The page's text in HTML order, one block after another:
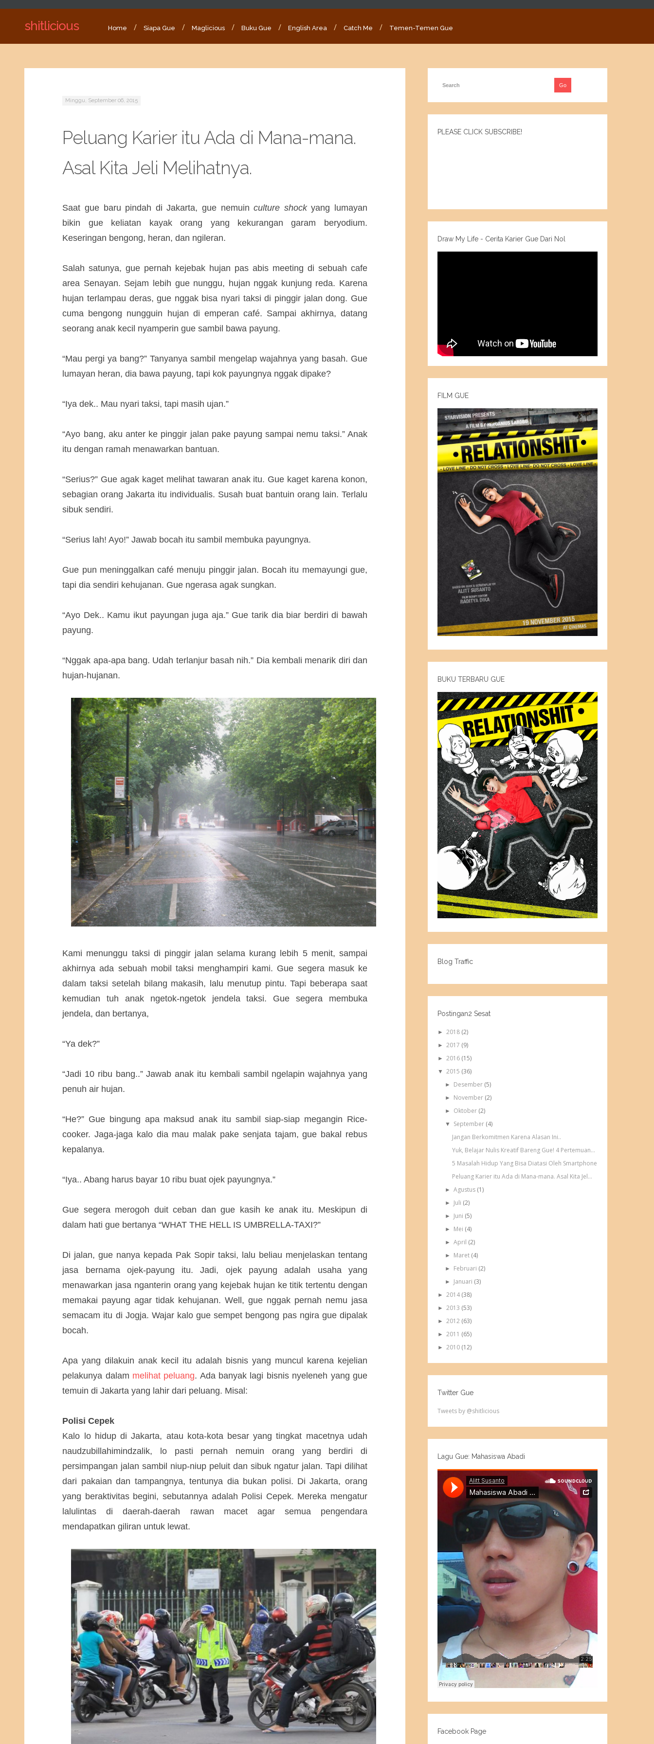
shitlicious Home Siapa Gue Maglicious Buku Gue English Area Catch Me Temen-Temen Gue
Minggu, September 06, 2015
Peluang Karier itu Ada di Mana-mana.
Asal Kita Jeli Melihatnya.
Saat gue baru pindah di Jakarta, gue nemuinculture shockyang lumayan
bikin gue keliatan kayak orang yang kekurangan garam beryodium.
Keseringan bengong, heran, dan ngileran.
Salah satunya, gue pernah kejebak hujan pas abis meeting di sebuah cafe
area Senayan. Sejam lebih gue nunggu, hujan nggak kunjung reda. Karena
hujan terlampau deras, gue nggak bisa nyari taksi di pinggir jalan dong. Gue
cuma bengong nungguin hujan di emperan café. Sampai akhirnya, datang
seorang anak kecil nyamperin gue sambil bawa payung.
“Mau pergi ya bang?” Tanyanya sambil mengelap wajahnya yang basah. Gue
lumayan heran, dia bawa payung, tapi kok payungnya nggak dipake?
“Iya dek.. Mau nyari taksi, tapi masih ujan.”
“Ayo bang, aku anter ke pinggir jalan pake payung sampai nemu taksi.” Anak
itu dengan ramah menawarkan bantuan.
“Serius?” Gue agak kaget melihat tawaran anak itu. Gue kaget karena konon,
sebagian orang Jakarta itu individualis. Susah buat bantuin orang lain. Terlalu
sibuk sendiri.
“Serius lah! Ayo!” Jawab bocah itu sambil membuka payungnya.
Gue pun meninggalkan café menuju pinggir jalan. Bocah itu memayungi gue,
tapi dia sendiri kehujanan. Gue ngerasa agak sungkan.
“Ayo Dek.. Kamu ikut payungan juga aja.” Gue tarik dia biar berdiri di bawah
payung.
“Nggak apa-apa bang. Udah terlanjur basah nih.” Dia kembali menarik diri dan
hujan-hujanan.
Kami menunggu taksi di pinggir jalan selama kurang lebih 5 menit, sampai
akhirnya ada sebuah mobil taksi menghampiri kami. Gue segera masuk ke
dalam taksi setelah bilang makasih, lalu menutup pintu. Tapi beberapa saat
kemudian tuh anak ngetok-ngetok jendela taksi. Gue segera membuka
jendela, dan bertanya,
“Ya dek?”
“Jadi 10 ribu bang..” Jawab anak itu kembali sambil ngelapin wajahnya yang
penuh air hujan.
“He?” Gue bingung apa maksud anak itu sambil siap-siap megangin Rice-
cooker. Jaga-jaga kalo dia mau malak pake senjata tajam, gue bakal rebus
kepalanya.
“Iya.. Abang harus bayar 10 ribu buat ojek payungnya.”
Gue segera merogoh duit ceban dan gue kasih ke anak itu. Meskipun di
dalam hati gue bertanya “WHAT THE HELL IS UMBRELLA-TAXI?”
Di jalan, gue nanya kepada Pak Sopir taksi, lalu beliau menjelaskan tentang
jasa bernama ojek-payung itu. Jadi, ojek payung adalah usaha yang
menawarkan jasa nganterin orang yang kejebak hujan ke titik tertentu dengan
memakai payung agar tidak kehujanan. Well, gue nggak pernah nemu jasa
semacam itu di Jogja. Wajar kalo gue sempet bengong pas ngira gue dipalak
bocah.
Apa yang dilakuin anak kecil itu adalah bisnis yang muncul karena kejelian
pelakunya dalam melihat peluang. Ada banyak lagi bisnis nyeleneh yang gue
temuin di Jakarta yang lahir dari peluang. Misal:
Polisi Cepek
Kalo lo hidup di Jakarta, atau kota-kota besar yang tingkat macetnya udah
naudzubillahimindzalik, lo pasti pernah nemuin orang yang berdiri di
persimpangan jalan sambil niup-niup peluit dan sibuk ngatur jalan. Tapi dilihat
dari pakaian dan tampangnya, tentunya dia bukan polisi. Di Jakarta, orang
yang beraktivitas begini, sebutannya adalah Polisi Cepek. Mereka mengatur
lalulintas di daerah-daerah rawan macet agar semua pengendara
mendapatkan giliran untuk lewat.
PLEASE CLICK SUBSCRIBE!
Draw My Life - Cerita Karier Gue Dari Nol
FILM GUE
BUKU TERBARU GUE
Blog Traffic
Postingan2 Sesat
►2018 (2)
►2017 (9)
►2016 (15)
▼2015 (36)
► Desember (5)
► November (2)
► Oktober (2)
▼ September (4)
Jangan Berkomitmen Karena Alasan Ini..
Yuk, Belajar Nulis Kreatif Bareng Gue! 4 Pertemuan...
5 Masalah Hidup Yang Bisa Diatasi Oleh Smartphone
Peluang Karier itu Ada di Mana-mana. Asal Kita Jel...
► Agustus (1)
► Juli (2)
► Juni (5)
► Mei (4)
► April (2)
► Maret (4)
► Februari (2)
► Januari (3)
►2014 (38)
►2013 (53)
►2012 (63)
►2011 (65)
►2010 (12)
Twitter Gue
Tweets by @shitlicious
Lagu Gue: Mahasiswa Abadi
Facebook Page